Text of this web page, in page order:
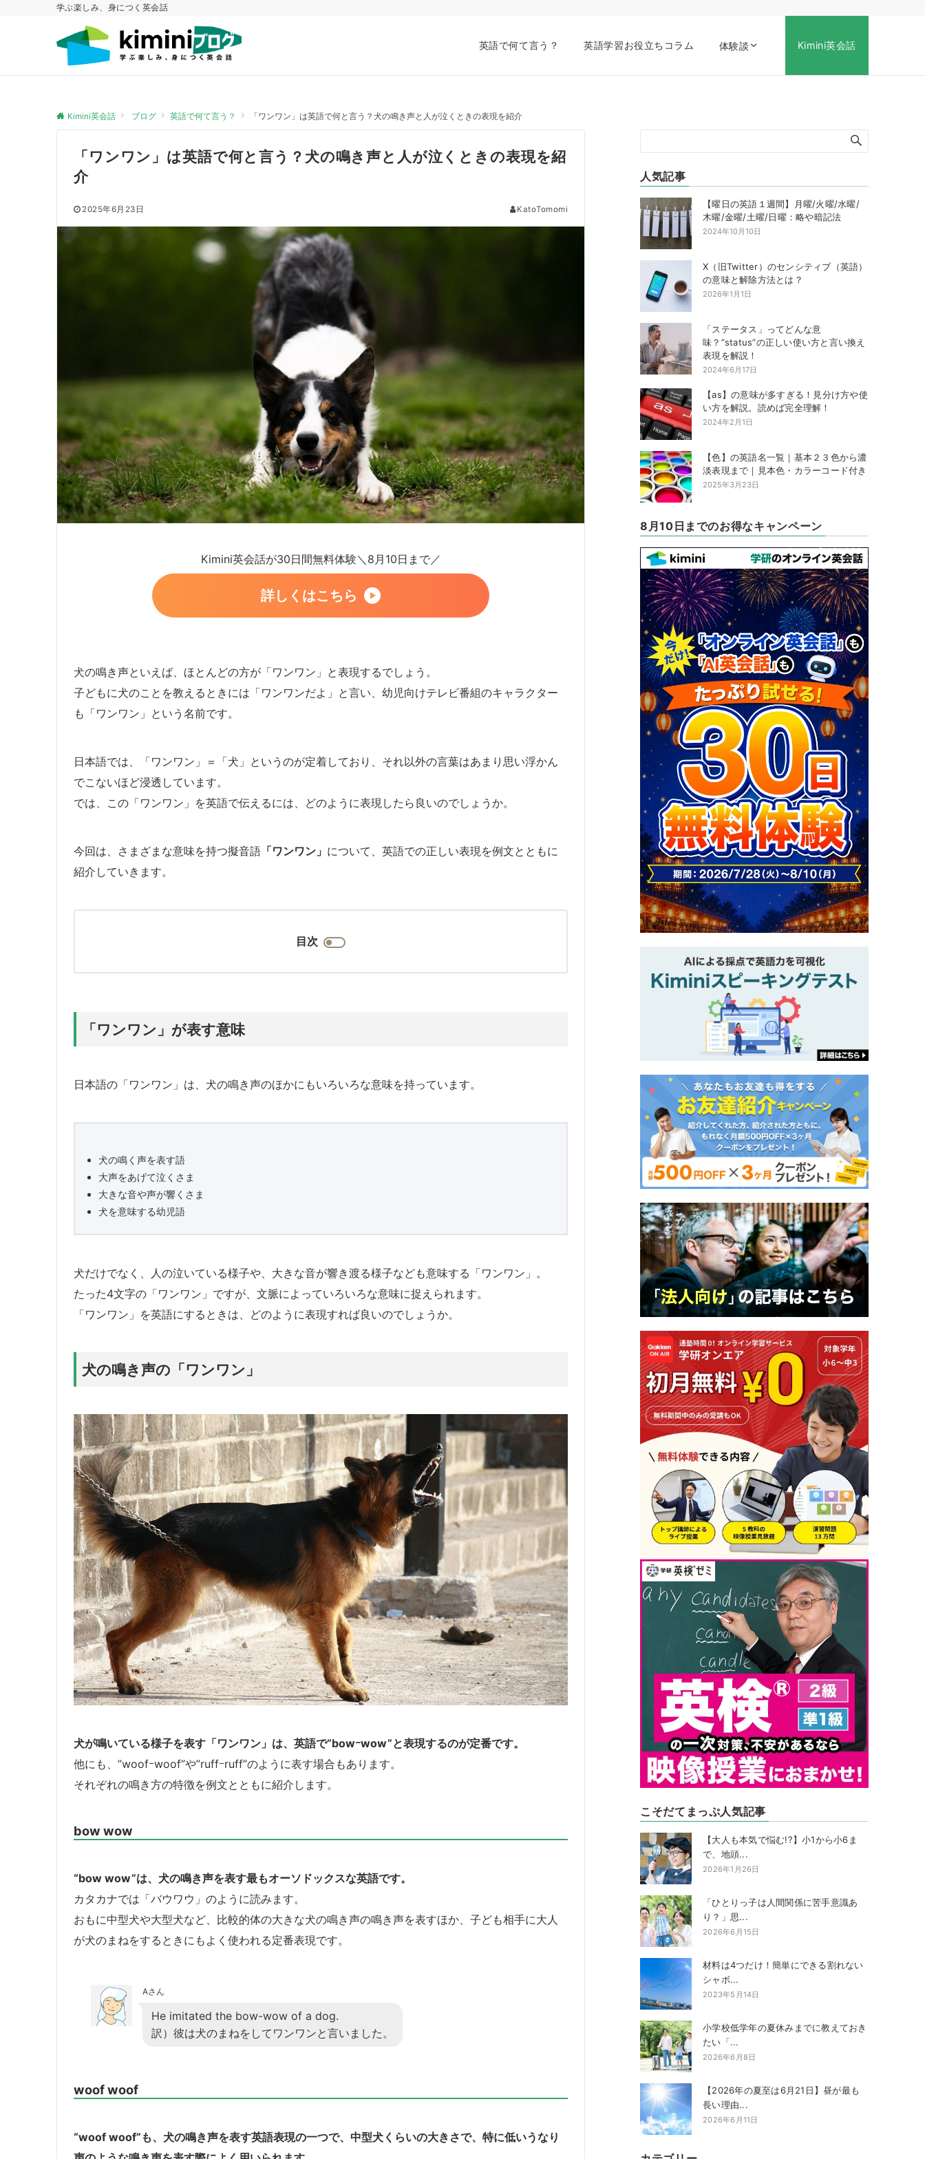
学ぶ楽しみ、身につく英会話
英語で何て言う？ 英語学習お役立ちコラム 体験談 Kimini英会話
Kimini英会話 ブログ 英語で何て言う？ 「ワンワン」は英語で何と言う？犬の鳴き声と人が泣くときの表現を紹介
「ワンワン」は英語で何と言う？犬の鳴き声と人が泣くときの表現を紹
介
2025年6月23日 KatoTomomi
Kimini英会話が30日間無料体験＼8月10日まで／
詳しくはこちら
犬の鳴き声といえば、ほとんどの方が「ワンワン」と表現するでしょう。
子どもに犬のことを教えるときには「ワンワンだよ」と言い、幼児向けテレビ番組のキャラクター
も「ワンワン」という名前です。
日本語では、「ワンワン」＝「犬」というのが定着しており、それ以外の言葉はあまり思い浮かん
でこないほど浸透しています。
では、この「ワンワン」を英語で伝えるには、どのように表現したら良いのでしょうか。
今回は、さまざまな意味を持つ擬音語 「ワンワン」 について、英語での正しい表現を例文とともに
紹介していきます。
目次
「ワンワン」が表す意味
日本語の「ワンワン」は、犬の鳴き声のほかにもいろいろな意味を持っています。
犬の鳴く声を表す語
大声をあげて泣くさま
大きな音や声が響くさま
犬を意味する幼児語
犬だけでなく、人の泣いている様子や、大きな音が響き渡る様子なども意味する「ワンワン」。
たった4文字の「ワンワン」ですが、文脈によっていろいろな意味に捉えられます。
「ワンワン」を英語にするときは、どのように表現すれば良いのでしょうか。
犬の鳴き声の「ワンワン」
犬が鳴いている様子を表す「ワンワン」は、英語で”bowｰwow”と表現するのが定番です。
他にも、”woofｰwoof”や”ruffｰruff”のように表す場合もあります。
それぞれの鳴き方の特徴を例文とともに紹介します。
bow wow
“bow wow”は、犬の鳴き声を表す最もオーソドックスな英語です。
カタカナでは「バウワウ」のように読みます。
おもに中型犬や大型犬など、比較的体の大きな犬の鳴き声の鳴き声を表すほか、子ども相手に大人
が犬のまねをするときにもよく使われる定番表現です。
Aさん
He imitated the bow-wow of a dog.
訳）彼は犬のまねをしてワンワンと言いました。
woof woof
“woof woof”も、犬の鳴き声を表す英語表現の一つで、中型犬くらいの大きさで、特に低いうなり
人気記事
【曜日の英語１週間】月曜/火曜/水曜/
木曜/金曜/土曜/日曜：略や暗記法
2024年10月10日
X（旧Twitter）のセンシティブ（英語）
の意味と解除方法とは？
2026年1月1日
「ステータス」ってどんな意
味？”status”の正しい使い方と言い換え
表現を解説！
2024年6月17日
【as】の意味が多すぎる！見分け方や使
い方を解説。読めば完全理解！
2024年2月1日
【色】の英語名一覧｜基本２３色から濃
淡表現まで｜見本色・カラーコード付き
2025年3月23日
8月10日までのお得なキャンペーン
こそだてまっぷ人気記事
【大人も本気で悩む!?】小1から小6ま
で、地頭...
2026年1月26日
「ひとりっ子は人間関係に苦手意識あ
り？」思...
2026年6月15日
材料は4つだけ！簡単にできる割れない
シャボ...
2023年5月14日
小学校低学年の夏休みまでに教えておき
たい「...
2026年6月8日
【2026年の夏至は6月21日】昼が最も
長い理由...
2026年6月11日